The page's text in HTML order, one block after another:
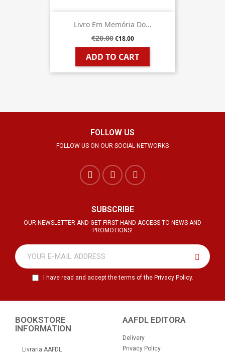
Livro Em Memória Do...
€20.00 €18.00
ADD TO CART
FOLLOW US
FOLLOW US ON OUR SOCIAL NETWORKS
SUBSCRIBE
OUR NEWSLETTER AND GET FIRST HAND ACCESS TO NEWS AND
PROMOTIONS!
I have read and accept the terms of the Privacy Policy.
BOOKSTORE
INFORMATION
Livraria AAFDL
AAFDL EDITORA
Delivery
Privacy Policy